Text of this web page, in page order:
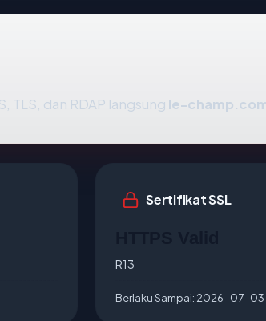
TLS, dan RDAP langsung le-
Sertifikat SSL
R13
Berlaku Sampai: 2026-07-03